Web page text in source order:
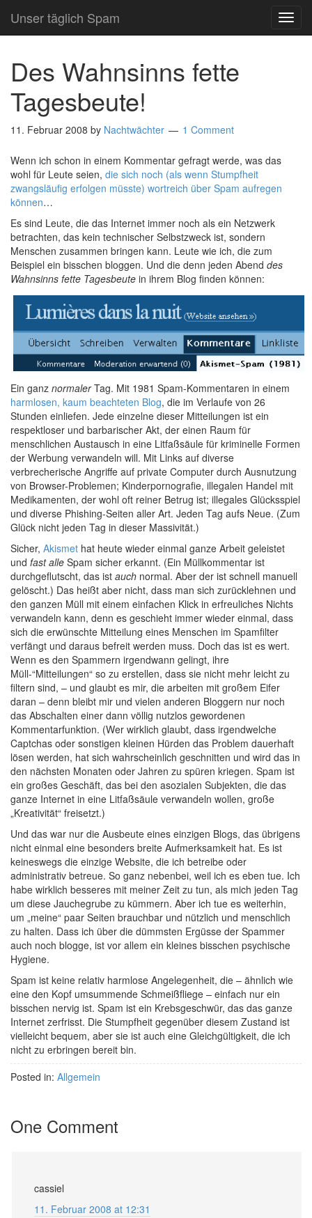
Unser täglich Spam
Des Wahnsinns fette
Tagesbeute!
11. Februar 2008 by Nachtwächter 1 Comment
Wenn ich schon in einem Kommentar gefragt werde, was das
wohl für Leute seien, die sich noch (als wenn Stumpfheit
zwangsläufig erfolgen müsste) wortreich über Spam aufregen
können…
Es sind Leute, die das Internet immer noch als ein Netzwerk
betrachten, das kein technischer Selbstzweck ist, sondern
Menschen zusammen bringen kann. Leute wie ich, die zum
Beispiel ein bisschen bloggen. Und die denn jeden Abend des
Wahnsinns fette Tagesbeute in ihrem Blog finden können:
Ein ganz normalerTag. Mit 1981 Spam-Kommentaren in einem
harmlosen, kaum beachteten Blog, die im Verlaufe von 26
Stunden einliefen. Jede einzelne dieser Mitteilungen ist ein
respektloser und barbarischer Akt, der einen Raum für
menschlichen Austausch in eine Litfaßsäule für kriminelle Formen
der Werbung verwandeln will. Mit Links auf diverse
verbrecherische Angriffe auf private Computer durch Ausnutzung
von Browser-Problemen; Kinderpornografie, illegalen Handel mit
Medikamenten, der wohl oft reiner Betrug ist; illegales Glücksspiel
und diverse Phishing-Seiten aller Art. Jeden Tag aufs Neue. (Zum
Glück nicht jeden Tag in dieser Massivität.)
Sicher, Akismet hat heute wieder einmal ganze Arbeit geleistet
und fast alle Spam sicher erkannt. (Ein Müllkommentar ist
durchgeflutscht, das ist auch normal. Aber der ist schnell manuell
gelöscht.) Das heißt aber nicht, dass man sich zurücklehnen und
den ganzen Müll mit einem einfachen Klick in erfreuliches Nichts
verwandeln kann, denn es geschieht immer wieder einmal, dass
sich die erwünschte Mitteilung eines Menschen im Spamfilter
verfängt und daraus befreit werden muss. Doch das ist es wert.
Wenn es den Spammern irgendwann gelingt, ihre
Müll-“Mitteilungen“ so zu erstellen, dass sie nicht mehr leicht zu
filtern sind, – und glaubt es mir, die arbeiten mit großem Eifer
daran – denn bleibt mir und vielen anderen Bloggern nur noch
das Abschalten einer dann völlig nutzlos gewordenen
Kommentarfunktion. (Wer wirklich glaubt, dass irgendwelche
Captchas oder sonstigen kleinen Hürden das Problem dauerhaft
lösen werden, hat sich wahrscheinlich geschnitten und wird das in
den nächsten Monaten oder Jahren zu spüren kriegen. Spam ist
ein großes Geschäft, das bei den asozialen Subjekten, die das
ganze Internet in eine Litfaßsäule verwandeln wollen, große
„Kreativität“ freisetzt.)
Und das war nur die Ausbeute eines einzigen Blogs, das übrigens
nicht einmal eine besonders breite Aufmerksamkeit hat. Es ist
keineswegs die einzige Website, die ich betreibe oder
administrativ betreue. So ganz nebenbei, weil ich es eben tue. Ich
habe wirklich besseres mit meiner Zeit zu tun, als mich jeden Tag
um diese Jauchegrube zu kümmern. Aber ich tue es weiterhin,
um „meine“ paar Seiten brauchbar und nützlich und menschlich
zu halten. Dass ich über die dümmsten Ergüsse der Spammer
auch noch blogge, ist vor allem ein kleines bisschen psychische
Hygiene.
Spam ist keine relativ harmlose Angelegenheit, die – ähnlich wie
eine den Kopf umsummende Schmeißfliege – einfach nur ein
bisschen nervig ist. Spam ist ein Krebsgeschwür, das das ganze
Internet zerfrisst. Die Stumpfheit gegenüber diesem Zustand ist
vielleicht bequem, aber sie ist auch eine Gleichgültigkeit, die ich
nicht zu erbringen bereit bin.
Posted in: Allgemein
One Comment
cassiel
11. Februar 2008 at 12:31